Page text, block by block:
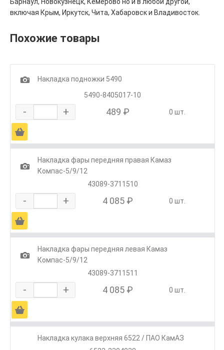
Барнаул, Новокузнецк, Кемерово но и в любой другой,
включая Крым, Иркутск, Чита, Хабаровск и Владивосток.
Похожие товары
1
Накладка подножки 5490
5490-8405017-10
- + 489 ₽ 0 шт.
Ä
1
Накладка фары передняя правая Камаз
Компас-5/9/12
43089-3711510
- + 4 085 ₽ 0 шт.
Ä
1
Накладка фары передняя левая Камаз
Компас-5/9/12
43089-3711511
- + 4 085 ₽ 0 шт.
Ä
Накладка кулака верхняя 6522 / ПАО КамАЗ